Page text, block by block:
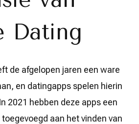
Dating
de afgelopen jaren een ware
en datingapps spelen hierin
2021 hebben deze apps een
aan het vinden van